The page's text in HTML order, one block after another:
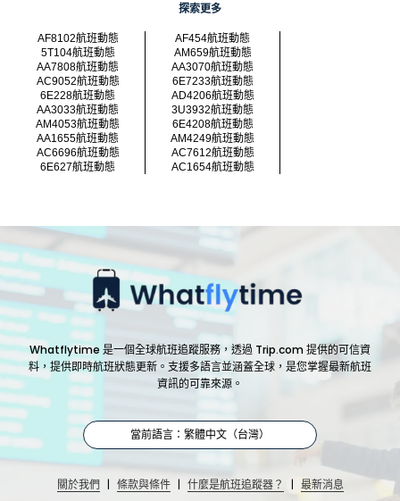
探索更多
AF8102航班動態
AF454航班動態
5T104航班動態
AM659航班動態
AA7808航班動態
AA3070航班動態
AC9052航班動態
6E7233航班動態
6E228航班動態
AD4206航班動態
AA3033航班動態
3U3932航班動態
AM4053航班動態
6E4208航班動態
AA1655航班動態
AM4249航班動態
AC6696航班動態
AC7612航班動態
6E627航班動態
AC1654航班動態
Whatflytime 是一個全球航班追蹤服務，透過 Trip.com 提供的可信資
料，提供即時航班狀態更新。支援多語言並涵蓋全球，是您掌握最新航班
資訊的可靠來源。
當前語言：繁體中文（台灣）
關於我們 | 條款與條件 | 什麼是航班追蹤器？ | 最新消息